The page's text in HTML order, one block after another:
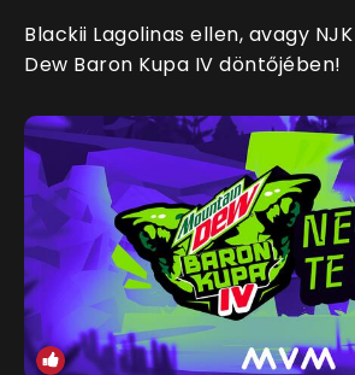
Blackii Lagolinas ellen, avagy
Dew Baron Kupa IV döntőjében!